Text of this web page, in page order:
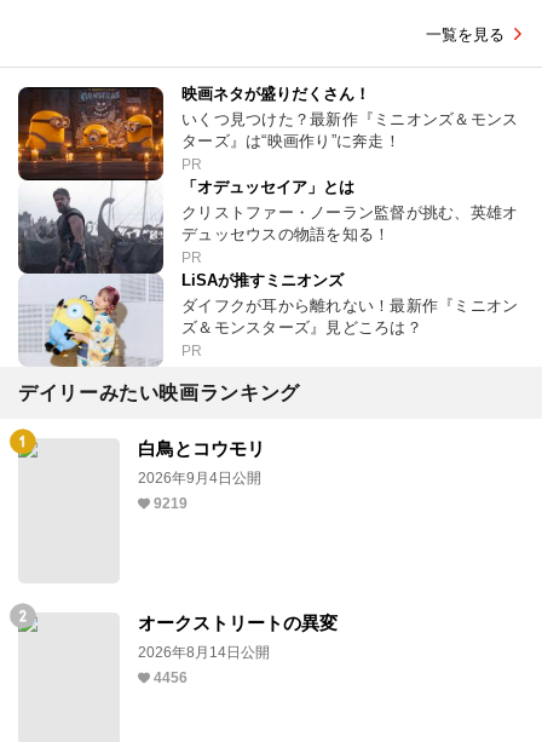
一覧を見る
映画ネタが盛りだくさん！
いくつ見つけた？最新作『ミニオンズ＆モンス
ターズ』は“映画作り”に奔走！
PR
「オデュッセイア」とは
クリストファー・ノーラン監督が挑む、英雄オ
デュッセウスの物語を知る！
PR
LiSAが推すミニオンズ
ダイフクが耳から離れない！最新作『ミニオン
ズ＆モンスターズ』見どころは？
PR
デイリーみたい映画ランキング
白鳥とコウモリ
2026年9月4日公開
9219
オークストリートの異変
2026年8月14日公開
4456